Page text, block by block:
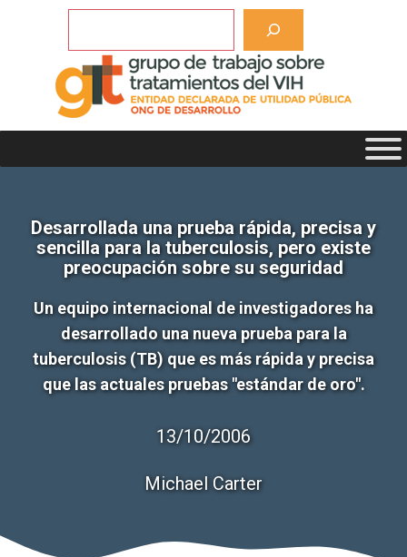
Desarrollada una prueba rápida, precisa y
sencilla para la tuberculosis, pero existe
preocupación sobre su seguridad
Un equipo internacional de investigadores ha
desarrollado una nueva prueba para la
tuberculosis (TB) que es más rápida y precisa
que las actuales pruebas "estándar de oro".
13/10/2006
Michael Carter